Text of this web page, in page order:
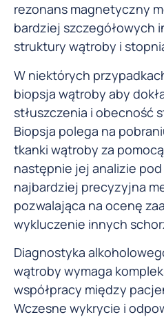
rezonans magnetyczny
bardziej szczegółowych
struktury wątroby i
W niektórych
biopsja wątroby aby
stłuszczenia i obecność
Biopsja polega na
tkanki wątroby za
następnie jej analizie
najbardziej precyzyjna
pozwalająca na ocenę
wykluczenie innych
Diagnostyka
wątroby wymaga
współpracy między
Wczesne wykrycie i